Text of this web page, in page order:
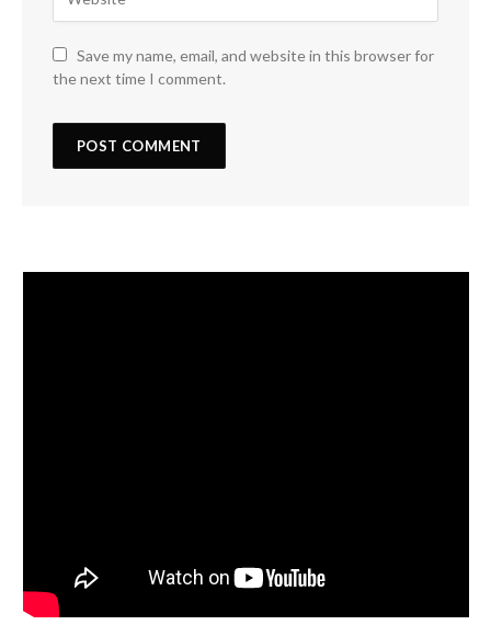
Save my name, email, and website in this browser for
the next time I comment.